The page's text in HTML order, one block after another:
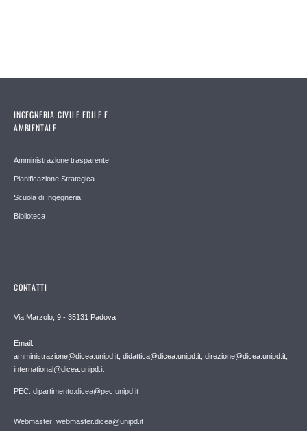
INGEGNERIA CIVILE EDILE E
AMBIENTALE
Amministrazione trasparente
Pianificazione Strategica
Scuola di Ingegneria
Biblioteca
CONTATTI
Via Marzolo, 9 - 35131 Padova
Email:
amministrazione@dicea.unipd.it, didattica@dicea.unipd.it, direzione@dicea.unipd.it,
international@dicea.unipd.it
PEC: dipartimento.dicea@pec.unipd.it
Webmaster: webmaster.dicea@unipd.it